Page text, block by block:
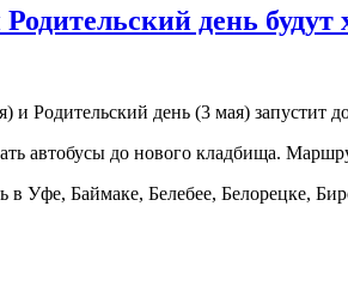
день будут
Родительский день (3 мая) запустит
автобусы до нового кладбища.
Уфе, Баймаке, Белебее, Белорецке,